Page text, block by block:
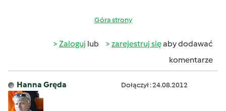
Góra strony
Zaloguj lub zarejestruj sięaby dodawać
komentarze
Hanna Gręda Dołączył : 24.08.2012